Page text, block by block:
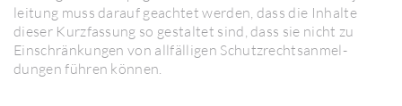
lei­tung muss darauf geachtet werden, dass die Inhalte
dieser Kurz­fas­sung so gestaltet sind, dass sie nicht zu
Einschrän­kungen von allfäl­ligen Schutz­rechts­an­mel­
dungen führen können.